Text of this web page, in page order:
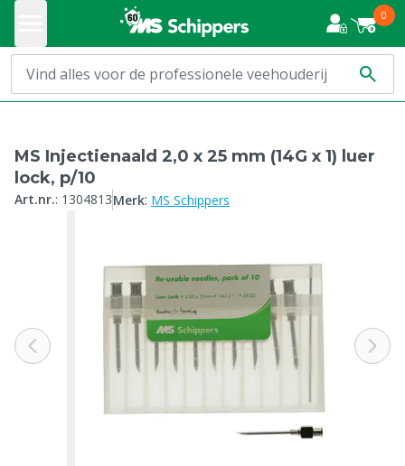
0
MS Injectienaald 2,0 x 25 mm (14G x 1) luer
lock, p/10
Art.nr.: 1304813Merk: MS Schippers